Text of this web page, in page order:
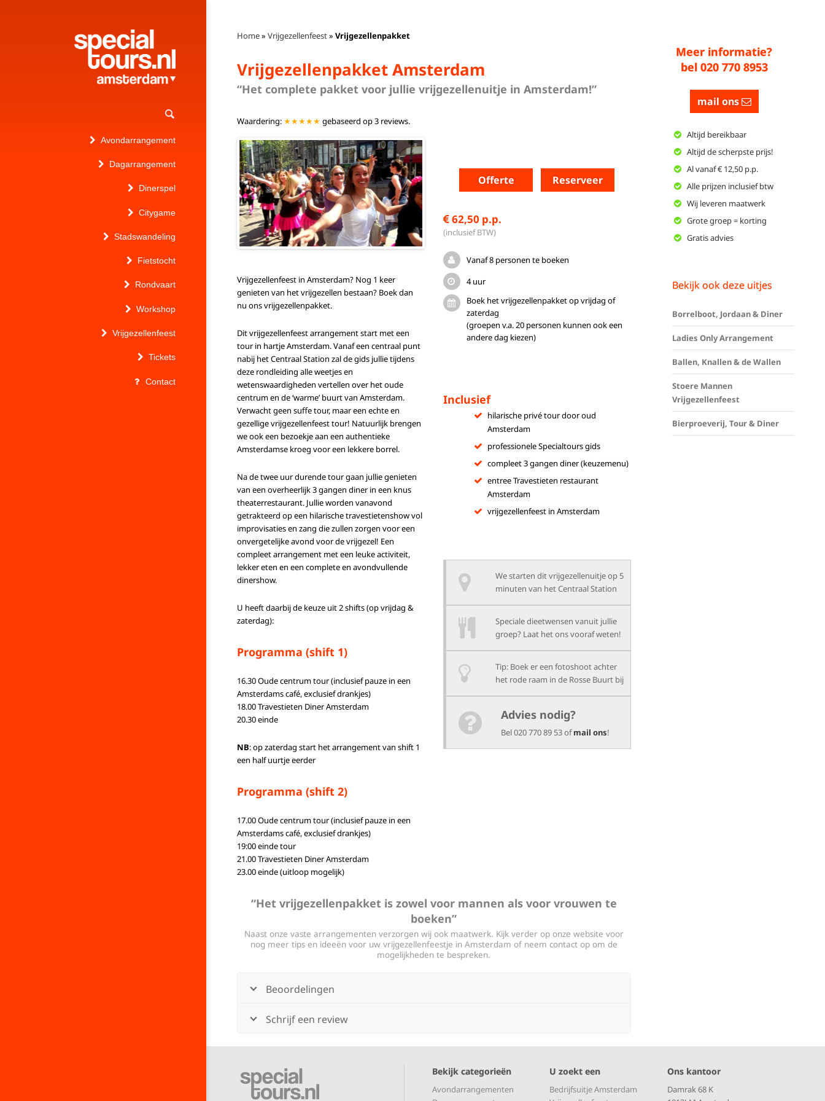
Avondarrangement
Dagarrangement
Dinerspel
Citygame
Stadswandeling
Fietstocht
Rondvaart
Workshop
Vrijgezellenfeest
Tickets
Contact
Home» Vrijgezellenfeest» Vrijgezellenpakket
Vrijgezellenpakket Amsterdam
“Het complete pakket voor jullie vrijgezellenuitje in Amsterdam!”
Waardering: ★★★★★ gebaseerd op3 reviews.
Vrijgezellenfeest in Amsterdam? Nog 1 keer
genieten van het vrijgezellen bestaan? Boek dan
nu ons vrijgezellenpakket.
Dit vrijgezellenfeest arrangement start met een
tour in hartje Amsterdam. Vanaf een centraal punt
nabij het Centraal Station zal de gids jullie tijdens
deze rondleiding alle weetjes en
wetenswaardigheden vertellen over het oude
centrum en de ‘warme’ buurt van Amsterdam.
Verwacht geen suffe tour, maar een echte en
gezellige vrijgezellenfeest tour! Natuurlijk brengen
we ook een bezoekje aan een authentieke
Amsterdamse kroeg voor een lekkere borrel.
Na de twee uur durende tour gaan jullie genieten
van een overheerlijk 3 gangen diner in een knus
theaterrestaurant. Jullie worden vanavond
getrakteerd op een hilarische travestietenshow vol
improvisaties en zang die zullen zorgen voor een
onvergetelijke avond voor de vrijgezel! Een
compleet arrangement met een leuke activiteit,
lekker eten en een complete en avondvullende
dinershow.
U heeft daarbij de keuze uit 2 shifts (op vrijdag &
zaterdag):
Programma (shift 1)
16.30 Oude centrum tour (inclusief pauze in een
Amsterdams café, exclusief drankjes)
18.00 Travestieten Diner Amsterdam
20.30 einde
NB: op zaterdag start het arrangement van shift 1
een half uurtje eerder
Programma (shift 2)
17.00 Oude centrum tour (inclusief pauze in een
Amsterdams café, exclusief drankjes)
19:00 einde tour
21.00 Travestieten Diner Amsterdam
23.00 einde (uitloop mogelijk)
Offerte Reserveer
62,50 p.p.
(inclusief BTW)
Vanaf 8 personen te boeken
4 uur
Boek het vrijgezellenpakket op vrijdag of
zaterdag
(groepen v.a. 20 personen kunnen ook een
andere dag kiezen)
Inclusief
hilarische privé tour door oud
Amsterdam
professionele Specialtours gids
compleet 3 gangen diner (keuzemenu)
entree Travestieten restaurant
Amsterdam
vrijgezellenfeest in Amsterdam
We starten dit vrijgezellenuitje op 5
minuten van het Centraal Station
Speciale dieetwensen vanuit jullie
groep? Laat het ons vooraf weten!
Tip: Boek er een fotoshoot achter
het rode raam in de Rosse Buurt bij
Advies nodig?
Bel 020 770 89 53 ofmail ons!
“Het vrijgezellenpakket is zowel voor mannen als voor vrouwen te
boeken”
Naast onze vaste arrangementen verzorgen wij ook maatwerk. Kijk verder op onze website voor
nog meer tips en ideeën voor uw vrijgezellenfeestje in Amsterdam of neem contact op om de
mogelijkheden te bespreken.
Beoordelingen
Schrijf een review
Meer informatie?
bel 020 770 8953
mail ons
Altijd bereikbaar
Altijd de scherpste prijs!
Al vanaf € 12,50 p.p.
Alle prijzen inclusief btw
Wij leveren maatwerk
Grote groep = korting
Gratis advies
Bekijk ook deze uitjes
Borrelboot, Jordaan & Diner
Ladies Only Arrangement
Ballen, Knallen & de Wallen
Stoere Mannen
Vrijgezellenfeest
Bierproeverij, Tour & Diner
Bekijk categorieën
Avondarrangementen
U zoekt een
Bedrijfsuitje Amsterdam
Ons kantoor
Damrak 68 K